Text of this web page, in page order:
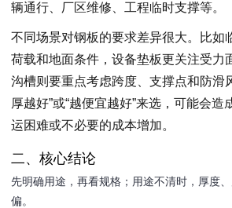
辆通行、厂区维修、工程临时支撑等。
不同场景对钢板的要求差异很大。比如
荷载和地面条件，设备垫板更关注受力
沟槽则要重点考虑跨度、支撑点和防滑
厚越好”或“越便宜越好”来选，可能会造
运困难或不必要的成本增加。
二、核心结论
先明确用途，再看规格；用途不清时，厚度
偏。